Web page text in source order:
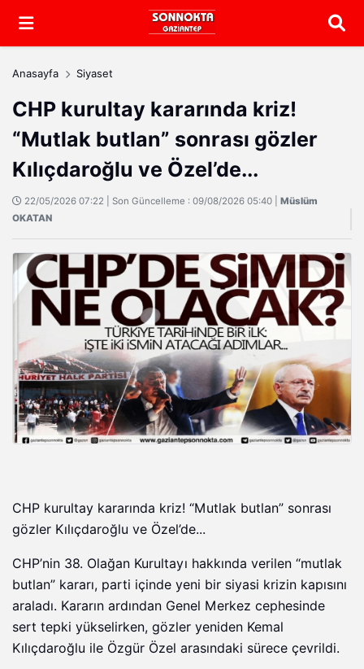
Arama
Anasayfa Siyaset
CHP kurultay kararında kriz!
“Mutlak butlan” sonrası gözler
Kılıçdaroğlu ve Özel’de...
22/05/2026 07:22 | Son Güncelleme : 09/08/2026 05:40 | Müslüm
OKATAN
CHP kurultay kararında kriz! “Mutlak butlan” sonrası
gözler Kılıçdaroğlu ve Özel’de...
CHP’nin 38. Olağan Kurultayı hakkında verilen “mutlak
butlan” kararı, parti içinde yeni bir siyasi krizin kapısını
araladı. Kararın ardından Genel Merkez cephesinde
sert tepki yükselirken, gözler yeniden Kemal
Kılıçdaroğlu ile Özgür Özel arasındaki sürece çevrildi.